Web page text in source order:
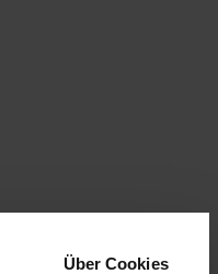
Über Cookies